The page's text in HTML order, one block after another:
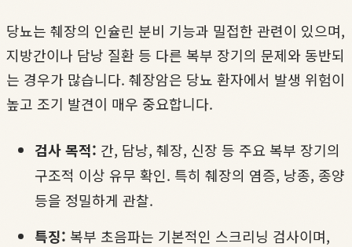
당뇨는 췌장의 인슐린 분비 기능과 밀접한 관련이 있으며,
지방간이나 담낭 질환 등 다른 복부 장기의 문제와 동반되
는 경우가 많습니다. 췌장암은 당뇨 환자에서 발생 위험이
높고 조기 발견이 매우 중요합니다.
검사 목적: 간, 담낭, 췌장, 신장 등 주요 복부 장기의
구조적 이상 유무 확인. 특히 췌장의 염증, 낭종, 종양
등을 정밀하게 관찰.
특징: 복부 초음파는 기본적인 스크리닝 검사이며,